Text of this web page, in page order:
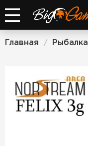
Главная / Рыбалка